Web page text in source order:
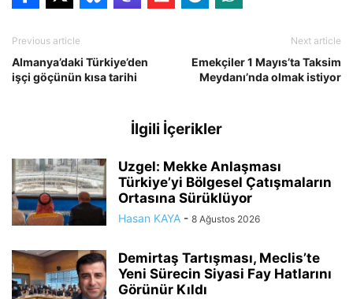
Previous article
Almanya’daki Türkiye’den
işçi göçünün kısa tarihi
Next article
Emekçiler 1 Mayıs’ta Taksim
Meydanı’nda olmak istiyor
İlgili İçerikler
Uzgel: Mekke Anlaşması
Türkiye’yi Bölgesel Çatışmaların
Ortasına Sürüklüyor
Hasan KAYA - 8 Ağustos 2026
Demirtaş Tartışması, Meclis’te
Yeni Sürecin Siyasi Fay Hatlarını
Görünür Kıldı